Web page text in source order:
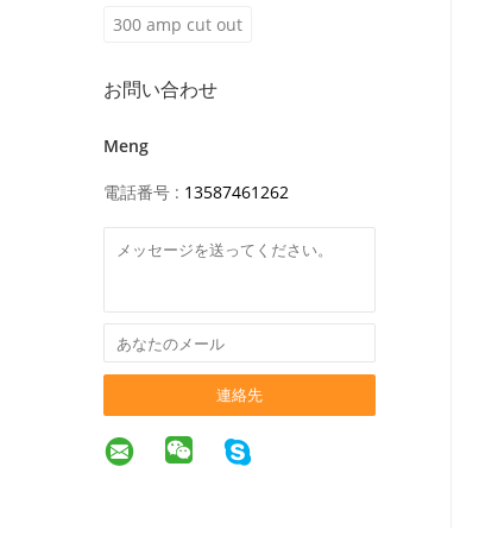
300 amp cut out
お問い合わせ
Meng
電話番号 : 13587461262
連絡先